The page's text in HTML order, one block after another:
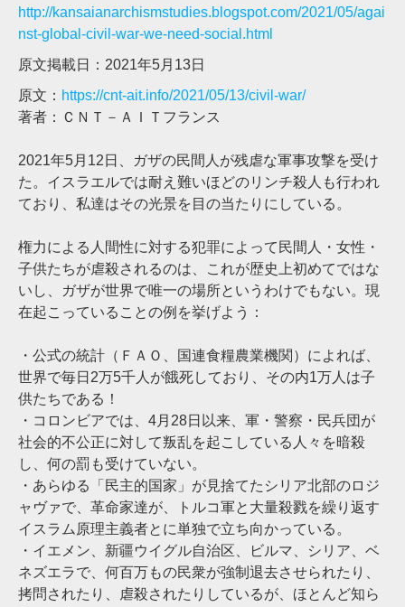
http://kansaianarchismstudies.blogspot.com/2021/05/agai
nst-global-civil-war-we-need-social.html
原文掲載日：2021年5月13日
原文： https://cnt-ait.info/2021/05/13/civil-war/
著者：ＣＮＴ－ＡＩＴフランス
2021年5月12日、ガザの民間人が残虐な軍事攻撃を受け
た。イスラエルでは耐え難いほどのリンチ殺人も行われ
ており、私達はその光景を目の当たりにしている。
権力による人間性に対する犯罪によって民間人・女性・
子供たちが虐殺されるのは、これが歴史上初めてではな
いし、ガザが世界で唯一の場所というわけでもない。現
在起こっていることの例を挙げよう：
・公式の統計（ＦＡＯ、国連食糧農業機関）によれば、
世界で毎日2万5千人が餓死しており、その内1万人は子
供たちである！
・コロンビアでは、4月28日以来、軍・警察・民兵団が
社会的不公正に対して叛乱を起こしている人々を暗殺
し、何の罰も受けていない。
・あらゆる「民主的国家」が見捨てたシリア北部のロジ
ャヴァで、革命家達が、トルコ軍と大量殺戮を繰り返す
イスラム原理主義者とに単独で立ち向かっている。
・イエメン、新疆ウイグル自治区、ビルマ、シリア、ベ
ネズエラで、何百万もの民衆が強制退去させられたり、
拷問されたり、虐殺されたりしているが、ほとんど知ら